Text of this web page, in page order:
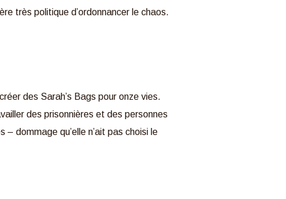
très politique d’ordonnancer le chaos.
des Sarah’s Bags pour onze vies.
des prisonnières et des personnes
dommage qu’elle n’ait pas choisi le